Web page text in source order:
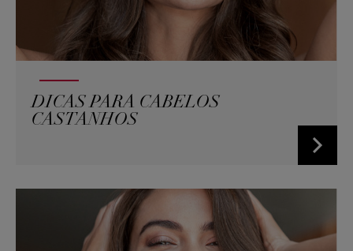
DICAS PARA CABELOS
CASTANHOS